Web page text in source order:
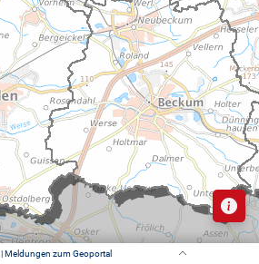
| Meldungen zum Geoportal